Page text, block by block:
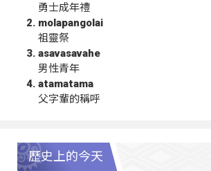
勇士成年禮
molapangolai
祖靈祭
asavasavahe
男性青年
atamatama
父字輩的稱呼
歷史上的今天